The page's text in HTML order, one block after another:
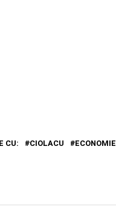
CU: CIOLACU ECONOMIE